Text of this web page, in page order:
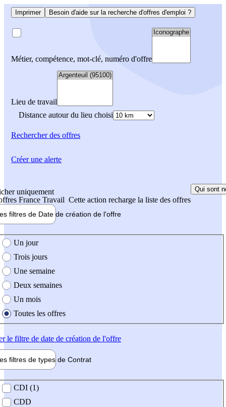
Imprimer Besoin d'aide sur la recherche d'offres d'emploi ?
Métier, compétence, mot-clé, numéro d'offre
Lieu de travail
Distance autour du lieu choisi
Rechercherdes offres
uniquement
France Travail Cette action recharge la liste des offres
Qui sont
filtres de Date de création de l'offre
création de l'offre
Un jour
Trois jours
Une semaine
Deux semaines
Un mois
Toutes les offres
le filtre de date de création de l'offre
filtres de types de Contrat
contrat
CDI (1)
CDD
Créer une alerte